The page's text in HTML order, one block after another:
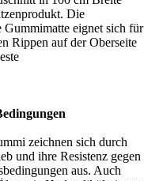
Die
Gummimatte eignet sich für
Rippen auf der Oberseite
zeichnen sich durch
und ihre Resistenz gegen
aus. Auch